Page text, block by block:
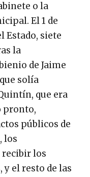
o la
El 1 de
Estado, siete
la
de Jaime
solía
que era
pronto,
públicos de
los
recibir los
y el resto de las